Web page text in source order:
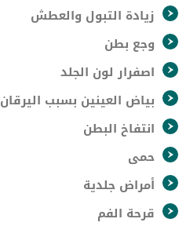
زيادة التبول والعطش
وجع بطن
اصفرار لون الجلد
بياض العينين بسبب اليرقان
انتفاخ البطن
حمى
أمراض جلدية
قرحة الفم